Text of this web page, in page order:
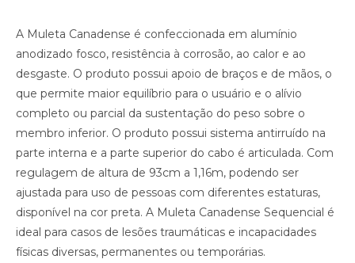
A Muleta Canadense é confeccionada em alumínio
anodizado fosco, resistência à corrosão, ao calor e ao
desgaste. O produto possui apoio de braços e de mãos, o
que permite maior equilíbrio para o usuário e o alívio
completo ou parcial da sustentação do peso sobre o
membro inferior. O produto possui sistema antirruído na
parte interna e a parte superior do cabo é articulada. Com
regulagem de altura de 93cm a 1,16m, podendo ser
ajustada para uso de pessoas com diferentes estaturas,
disponível na cor preta. A Muleta Canadense Sequencial é
ideal para casos de lesões traumáticas e incapacidades
físicas diversas, permanentes ou temporárias.